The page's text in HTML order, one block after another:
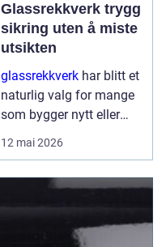
Glassrekkverk trygg
sikring uten å miste
utsikten
glassrekkverk har blitt et
naturlig valg for mange
som bygger nytt eller
oppgraderer bolig, hytte
balkonger, terrasser og
12 mai 2026